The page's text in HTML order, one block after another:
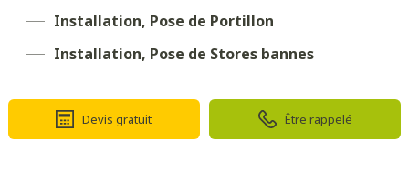
Installation, Pose de Portillon
Installation, Pose de Stores bannes
Devis gratuit Être rappelé